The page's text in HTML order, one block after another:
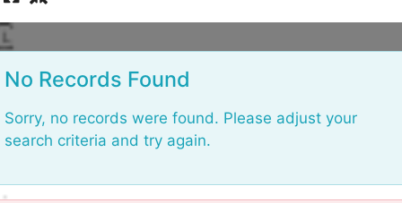
No Records Found
Sorry, no records were found. Please adjust your
search criteria and try again.